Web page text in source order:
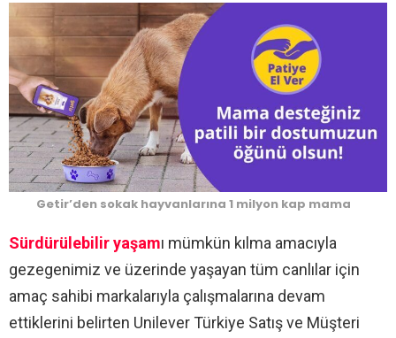
Getir’den sokak hayvanlarına 1 milyon kap mama
Sürdürülebilir yaşamı mümkün kılma amacıyla
gezegenimiz ve üzerinde yaşayan tüm canlılar için
amaç sahibi markalarıyla çalışmalarına devam
ettiklerini belirten Unilever Türkiye Satış ve Müşteri